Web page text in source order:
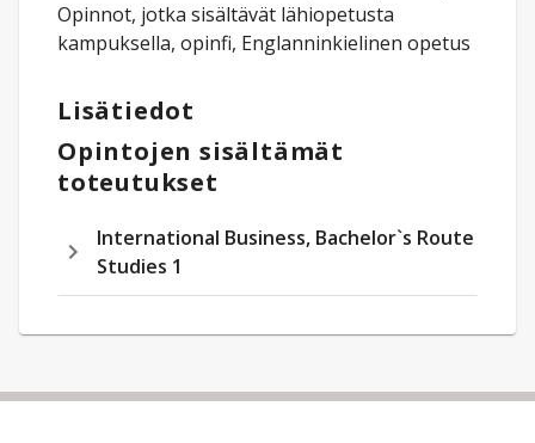
Opinnot, jotka sisältävät lähiopetusta
kampuksella, opinfi, Englanninkielinen opetus
Lisätiedot
Opintojen sisältämät
toteutukset
International Business, Bachelor`s Route
Studies 1